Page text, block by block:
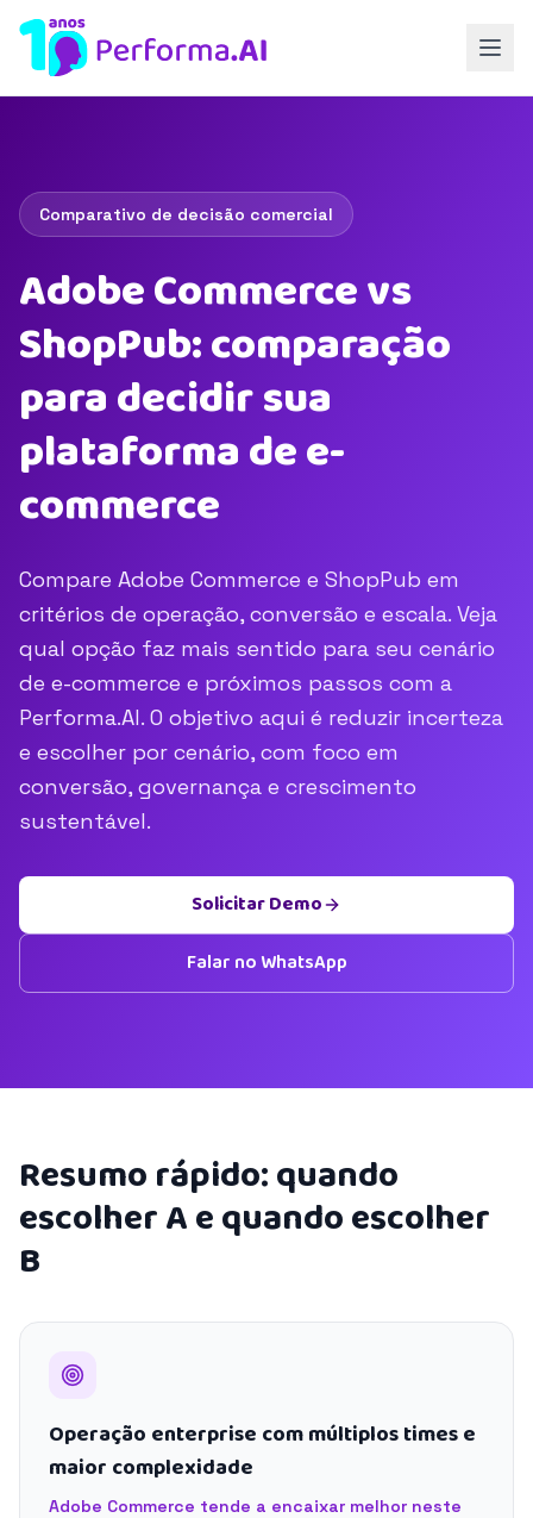
Comparativo de decisão comercial
Adobe Commerce vs
ShopPub: comparação
para decidir sua
plataforma de e-
commerce
Compare Adobe Commerce e ShopPub em
critérios de operação, conversão e escala. Veja
qual opção faz mais sentido para seu cenário
de e-commerce e próximos passos com a
Performa.AI. O objetivo aqui é reduzir incerteza
e escolher por cenário, com foco em
conversão, governança e crescimento
sustentável.
Solicitar Demo
Falar no WhatsApp
Resumo rápido: quando
escolher A e quando escolher
B
Operação enterprise com múltiplos times e
maior complexidade
Adobe Commerce tende a encaixar melhor neste